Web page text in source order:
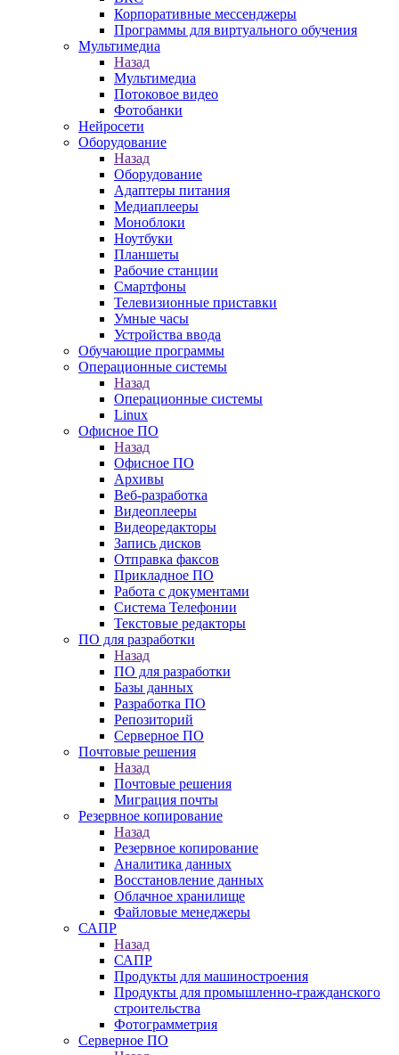
Корпоративные мессенджеры
Программы для виртуального обучения
Мультимедиа
Назад
Мультимедиа
Потоковое видео
Фотобанки
Нейросети
Оборудование
Назад
Оборудование
Адаптеры питания
Медиаплееры
Моноблоки
Ноутбуки
Планшеты
Рабочие станции
Смартфоны
Телевизионные приставки
Умные часы
Устройства ввода
Обучающие программы
Операционные системы
Назад
Операционные системы
Linux
Офисное ПО
Назад
Офисное ПО
Архивы
Веб-разработка
Видеоплееры
Видеоредакторы
Запись дисков
Отправка факсов
Прикладное ПО
Работа с документами
Система Телефонии
Текстовые редакторы
ПО для разработки
Назад
ПО для разработки
Базы данных
Разработка ПО
Репозиторий
Серверное ПО
Почтовые решения
Назад
Почтовые решения
Миграция почты
Резервное копирование
Назад
Резервное копирование
Аналитика данных
Восстановление данных
Облачное хранилище
Файловые менеджеры
САПР
Назад
САПР
Продукты для машиностроения
Продукты для промышленно-гражданского
строительства
Фотограмметрия
Серверное ПО